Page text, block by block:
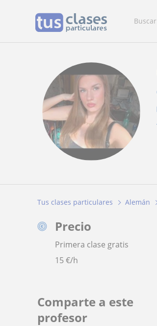
Buscar
Tus clases particulares Alemán
Precio
Primera clase gratis
15€/h
Comparte a este
profesor